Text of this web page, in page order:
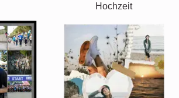
Hochzeit